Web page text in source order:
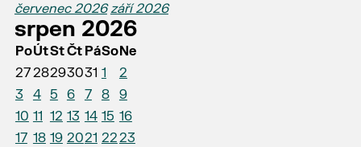
červenec 2026 září 2026
srpen 2026
PoÚtStČt PáSoNe
2728293031 1
2
3
4 5 6 7 8
9
10 11 12 13 14 15 16
17 18 19 2021 2223